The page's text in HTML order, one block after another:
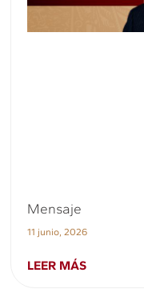
Mensaje
11 junio, 2026
LEER MÁS